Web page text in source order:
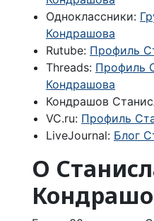
Одноклассники:
Кондрашова
Rutube: Профиль
Threads: Профиль
Кондрашова
Кондрашов
VC.ru: Профиль
LiveJournal: Блог
О